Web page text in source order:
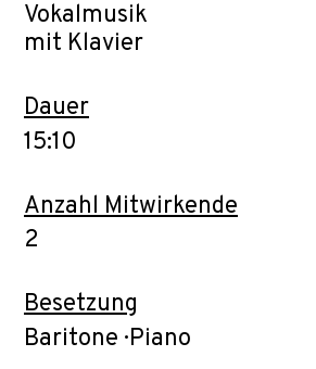
Vokalmusik
mit Klavier
Dauer
15:10
Anzahl Mitwirkende
2
Besetzung
Baritone · Piano